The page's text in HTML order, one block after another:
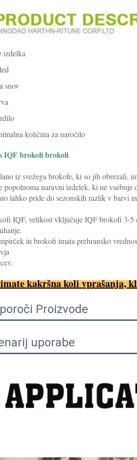
izdelka
snov
količina za naročilo
IQF brokoli brokoli
iz svežega brokofe, ki so jih obrezali,
popolnoma naravni izdelek, ki ne vsebuje
lahko pride do sezonskih razlik v barvi
IQF, velikost vključuje IQF brokofi 3-5
in brokofi imata prehransko
kakršna koli vprašanja,
Proizvode
uporabe